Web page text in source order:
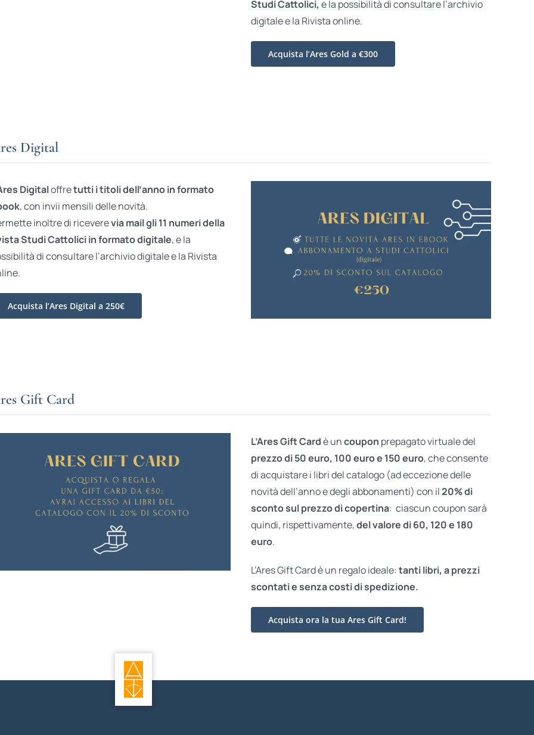
Studi Cattolici, e la possibilità di consultare l’archivio
digitale e la Rivista online.
Acquista l’Ares Gold a €300
Digital
Digitaloffretutti i titoli dell’anno in formato
, con invii mensili delle novità.
inoltre di riceverevia mail gli 11 numeri della
Studi Cattolici in formato digitale, e la
di consultare l’archivio digitale e la Rivista
Acquista l’Ares Digital a 250€
Gift Card
L’Ares Gift Cardè uncoupon prepagato virtuale del
prezzo di 50 euro, 100 euro e 150 euro, che consente
di acquistare i libri del catalogo (ad eccezione delle
novità dell’anno e degli abbonamenti) con il20% di
sconto sul prezzo di copertina: ciascun coupon sarà
quindi, rispettivamente,del valore di 60, 120 e 180
euro.
L’Ares Gift Card è un regalo ideale: tanti libri, a prezzi
scontati esenza costi di spedizione.
Acquista ora la tua Ares Gift Card!